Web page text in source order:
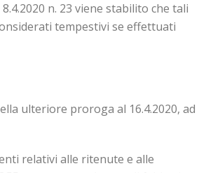
8.4.2020 n. 23 viene stabilito che tali
tempestivi se effettuati
ulteriore proroga al 16.4.2020, ad
relativi alle ritenute e alle